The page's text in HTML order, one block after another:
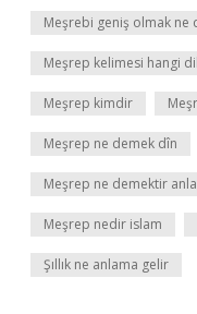
Meşrebi geniş olmak ne
Meşrep kelimesi hangi
Meşrep kimdir
Meşrep ne demek dîn
Meşrep ne demektir
Meşrep nedir islam
Şıllık ne anlama gelir